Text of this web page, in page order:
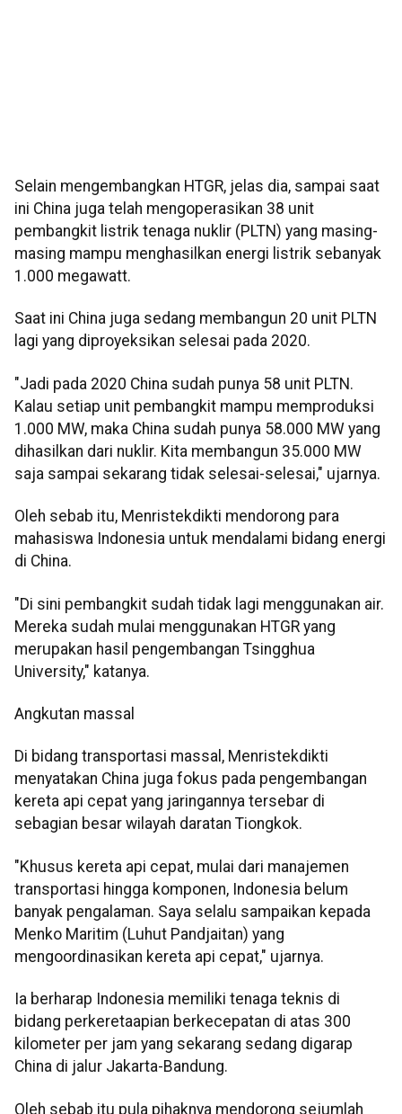
Selain mengembangkan HTGR, jelas dia, sampai saat
ini China juga telah mengoperasikan 38 unit
pembangkit listrik tenaga nuklir (PLTN) yang masing-
masing mampu menghasilkan energi listrik sebanyak
1.000 megawatt.
Saat ini China juga sedang membangun 20 unit PLTN
lagi yang diproyeksikan selesai pada 2020.
"Jadi pada 2020 China sudah punya 58 unit PLTN.
Kalau setiap unit pembangkit mampu memproduksi
1.000 MW, maka China sudah punya 58.000 MW yang
dihasilkan dari nuklir. Kita membangun 35.000 MW
saja sampai sekarang tidak selesai-selesai," ujarnya.
Oleh sebab itu, Menristekdikti mendorong para
mahasiswa Indonesia untuk mendalami bidang energi
di China.
"Di sini pembangkit sudah tidak lagi menggunakan air.
Mereka sudah mulai menggunakan HTGR yang
merupakan hasil pengembangan Tsingghua
University," katanya.
Angkutan massal
Di bidang transportasi massal, Menristekdikti
menyatakan China juga fokus pada pengembangan
kereta api cepat yang jaringannya tersebar di
sebagian besar wilayah daratan Tiongkok.
"Khusus kereta api cepat, mulai dari manajemen
transportasi hingga komponen, Indonesia belum
banyak pengalaman. Saya selalu sampaikan kepada
Menko Maritim (Luhut Pandjaitan) yang
mengoordinasikan kereta api cepat," ujarnya.
Ia berharap Indonesia memiliki tenaga teknis di
bidang perkeretaapian berkecepatan di atas 300
kilometer per jam yang sekarang sedang digarap
China di jalur Jakarta-Bandung.
Oleh sebab itu pula pihaknya mendorong sejumlah